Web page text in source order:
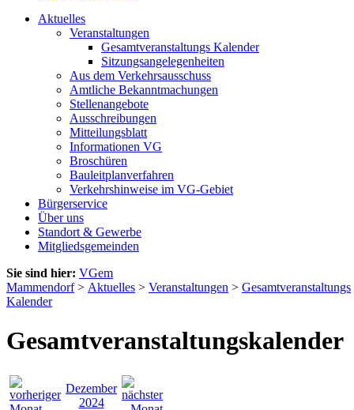
Aktuelles
Veranstaltungen
Gesamtveranstaltungs Kalender
Sitzungsangelegenheiten
Aus dem Verkehrsausschuss
Amtliche Bekanntmachungen
Stellenangebote
Ausschreibungen
Mitteilungsblatt
Informationen VG
Broschüren
Bauleitplanverfahren
Verkehrshinweise im VG-Gebiet
Bürgerservice
Über uns
Standort & Gewerbe
Mitgliedsgemeinden
Sie sind hier: VGem
Mammendorf> Aktuelles > Veranstaltungen > Gesamtveranstaltungs
Kalender
Gesamtveranstaltungskalender
Dezember
2024